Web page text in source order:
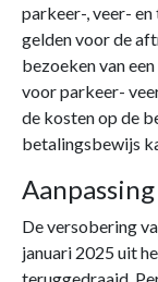
parkeer-, veer-
gelden voor de
bezoeken van
voor parkeer-
de kosten op de
betalingsbewijs
De versobering
januari 2025 uit